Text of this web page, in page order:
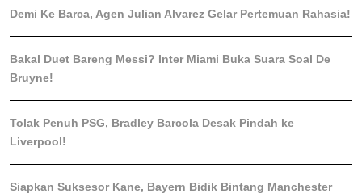
Demi Ke Barca, Agen Julian Alvarez Gelar Pertemuan Rahasia!
Bakal Duet Bareng Messi? Inter Miami Buka Suara Soal De
Bruyne!
Tolak Penuh PSG, Bradley Barcola Desak Pindah ke
Liverpool!
Siapkan Suksesor Kane, Bayern Bidik Bintang Manchester